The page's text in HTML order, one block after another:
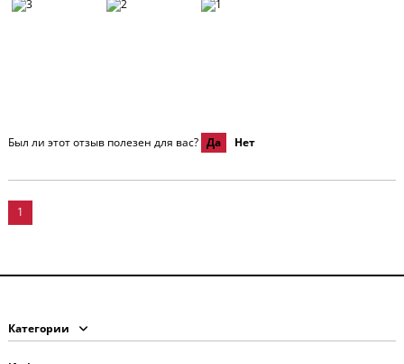
Был ли этот отзыв полезен для вас? Да Нет
1
Категории